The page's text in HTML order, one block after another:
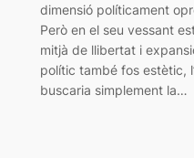
dimensió políticament
Però en el seu vessant
mitjà de llibertat i
polític també fos estètic,
buscaria simplement la…